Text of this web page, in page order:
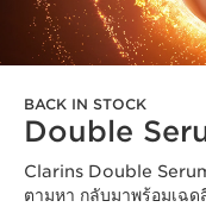
BACK IN STOCK
Double
Clarins Double
ตามหา กลับมาพร้อมเฉ